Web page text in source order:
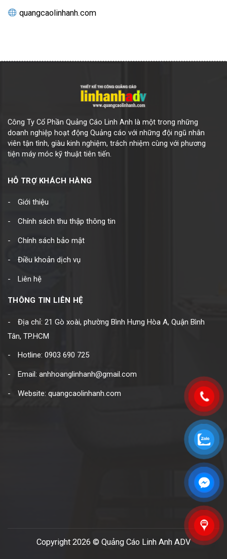
quangcaolinhanh.com
Công Ty Cổ Phần Quảng Cáo Linh Anh là một trong những
doanh nghiệp hoạt động Quảng cáo với những đội ngũ nhân
viên tận tình, giàu kinh nghiệm, trách nhiệm cùng với phương
tiện máy móc kỹ thuật tiên tiến.
HỖ TRỢ KHÁCH HÀNG
Giới thiệu
Chính sách thu thập thông tin
Chính sách bảo mật
Điều khoản dịch vụ
Liên hệ
THÔNG TIN LIÊN HỆ
Địa chỉ: 21 Gò xoài, phường Bình Hưng Hòa A, Quận Bình
Tân, TP.HCM
Hotline: 0903 690 725
Email: anhhoanglinhanh@gmail.com
Website: quangcaolinhanh.com
Copyright 2026 © Quảng Cáo Linh Anh ADV